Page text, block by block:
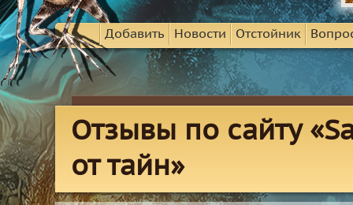
Добавить Новости Отстойник
Отзывы по сайту
от тайн»